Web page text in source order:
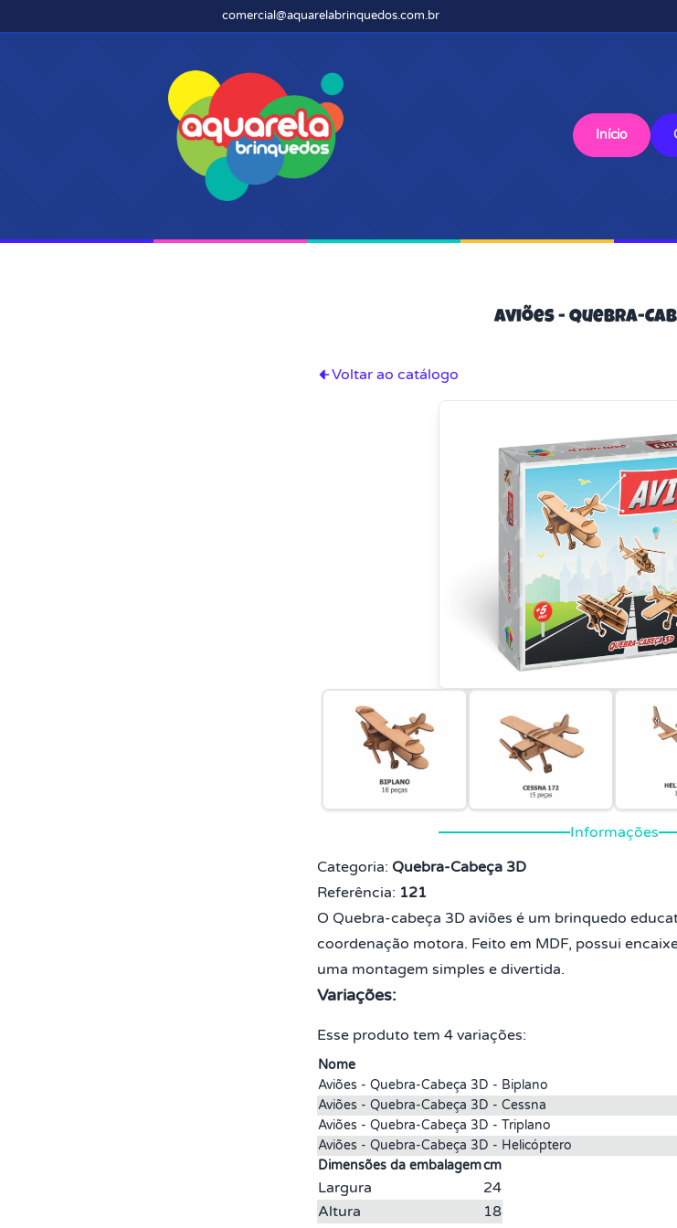
comercial@aquarelabrinquedos.com.br
Início
Aviões - Quebra-
Voltar ao catálogo
Informações
Categoria: Quebra-Cabeça 3D
Referência: 121
O Quebra-cabeça 3D aviões é um brinquedo
coordenação motora. Feito em MDF, possui
uma montagem simples e divertida.
Variações:
Esse produto tem 4 variações:
Nome
Aviões - Quebra-Cabeça 3D - Biplano
Aviões - Quebra-Cabeça 3D - Cessna
Aviões - Quebra-Cabeça 3D - Triplano
Aviões - Quebra-Cabeça 3D - Helicóptero
Dimensões da embalagemcm
Largura
24
Altura
18